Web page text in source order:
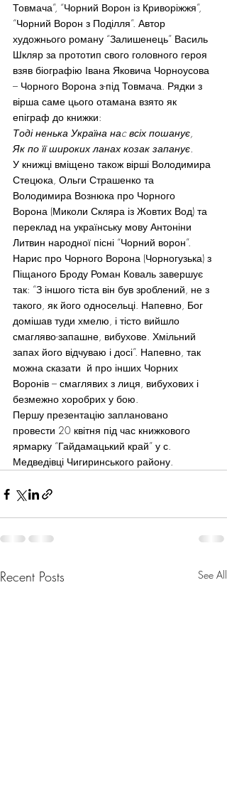
Товмача”, “Чорний Ворон із Криворіжжя”,
“Чорний Ворон з Поділля”. Автор
художнього роману “Залишенець” Василь
Шкляр за прототип свого головного героя
взяв біографію Івана Яковича Чорноусова
– Чорного Ворона з-під Товмача. Рядки з
вірша саме цього отамана взято як
епіграф до книжки:
Тоді ненька Україна наc всіх пошанує,
Як по її широких ланах козак запанує.
У книжці вміщено також вірші Володимира
Стецюка, Ольги Страшенко та
Володимира Вознюка про Чорного
Ворона (Миколи Скляра із Жовтих Вод) та
переклад на українську мову Антоніни
Литвин народної пісні “Чорний ворон”.
Нарис про Чорного Ворона (Чорногузька) з
Піщаного Броду Роман Коваль завершує
так: “З іншого тіста він був зроблений, не з
такого, як його односельці. Напевно, Бог
домішав туди хмелю, і тісто вийшло
смагляво-запашне, вибухове. Хмільний
запах його відчуваю і досі”. Напевно, так
можна сказати  й про інших Чорних
Воронів – смаглявих з лиця, вибухових і
безмежно хоробрих у бою.
Першу презентацію заплановано
провести 20 квітня під час книжкового
ярмарку “Гайдамацький край” у с.
Медведівці Чигиринського району.
Recent Posts See All